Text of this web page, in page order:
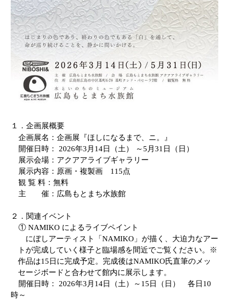
１．企画展概要
企画展名：企画展『ほしになるまで、ニ。』
開催日時：
2026年3 月 14日（土） ～5 月31 日（日）
展示会場：アクアアライブギャラリー
展示内容：原画・複製画 115点
観 覧 料：無料
主 催：広島もとまち水族館
２．関連イベント
①NAMIKO によるライブペイント
にぼしアーティスト「NAMIKO」が描く、大迫力なアー
トが完成していく様子と臨場感を間近でご覧ください。※
作品は15日に完成予定。完成後はNAMIKO氏直筆のメッ
セージボードと合わせて館内に展示します。
開催日時：
2026年3 月 14日（土）～ 15日（日） 各日10
時～